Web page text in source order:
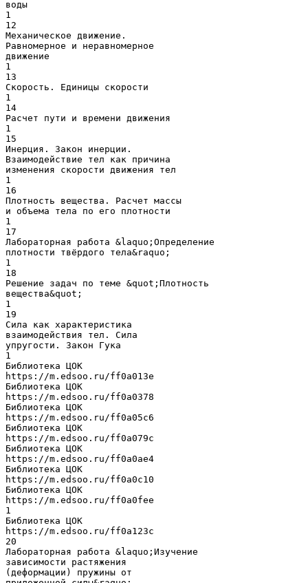
воды
1
12
Механическое движение.
Равномерное и неравномерное
движение
1
13
Скорость. Единицы скорости
1
14
Расчет пути и времени движения
1
15
Инерция. Закон инерции.
Взаимодействие тел как причина
изменения скорости движения тел
1
16
Плотность вещества. Расчет массы
и объема тела по его плотности
1
17
Лабораторная работа &laquo;Определение
плотности твёрдого тела&raquo;
1
18
Решение задач по теме &quot;Плотность
вещества&quot;
1
19
Сила как характеристика
взаимодействия тел. Сила
упругости. Закон Гука
1
Библиотека ЦОК
https://m.edsoo.ru/ff0a013e
Библиотека ЦОК
https://m.edsoo.ru/ff0a0378
Библиотека ЦОК
https://m.edsoo.ru/ff0a05c6
Библиотека ЦОК
https://m.edsoo.ru/ff0a079c
Библиотека ЦОК
https://m.edsoo.ru/ff0a0ae4
Библиотека ЦОК
https://m.edsoo.ru/ff0a0c10
Библиотека ЦОК
https://m.edsoo.ru/ff0a0fee
1
Библиотека ЦОК
https://m.edsoo.ru/ff0a123c
20
Лабораторная работа &laquo;Изучение
зависимости растяжения
(деформации) пружины от